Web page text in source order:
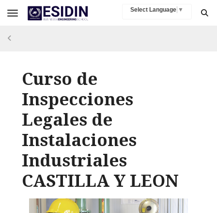
Select Language ▼
Toggle navigation
Curso de
Inspecciones
Legales de
Instalaciones
Industriales
CASTILLA Y LEON